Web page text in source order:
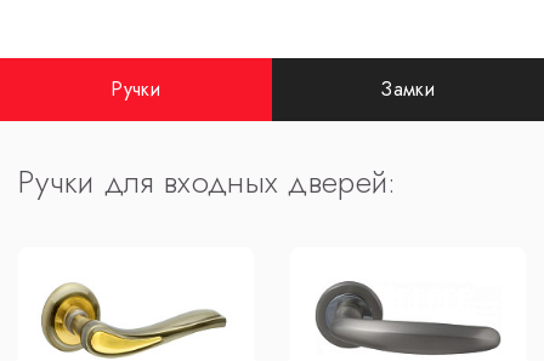
Ручки Замки
Ручки для входных дверей: